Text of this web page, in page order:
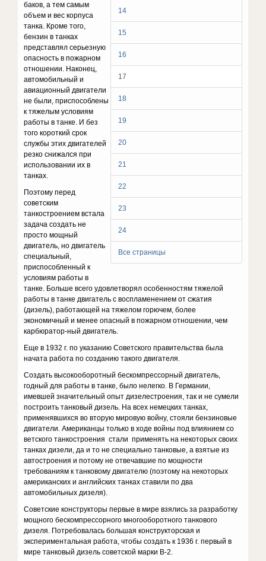
14
15
16
17
18
19
20
21
22
23
24
Все страницы
баков, а тем самым
объем и вес корпуса
танка. Кроме того,
бензин в танках
представлял серьезную
опасность в пожарном
от­ношении. Наконец,
автомобильный и
авиационный двигатели
не были, приспособлены
к тяжелым условиям
работы в танке. И без
того корот­кий срок
службы этих двигателей
резко снижался при
использовании их в
танках.
Поэтому перед
советским
танкостроением встала
задача создать не
просто мощный
двигатель, но двигатель
специальный,
приспособленный к
условиям работы в
танке. Больше всего удовлетворял особенностям тяжелой
работы в танке двигатель с воспламенением от сжатия
(дизель), работающей на тяжелом горючем, более
экономичный и менее опасный в пожарном отношении, чем
карбюратор-ный двигатель.
Еще в 1932 г. по указанию Советского правительства была
начата работа по созданию такого двигателя.
Создать высокооборотный бескомпрессорный двигатель,
годный для работы в танке, было нелегко. В Германии,
имевшей значительный опыт дизелестроения, так и не сумели
построить танковый дизель. На всех немецких танках,
применявшихся во вторую мировую войну, стояли бен­зиновые
двигатели. Американцы только в ходе войны под влиянием со
ветского танкостроения стали применять на некоторых своих
танках дизели, да и то не специально танковые, а взятые из
автостроения и по­тому не отвечавшие по мощности
требованиям к танковому двигателю (поэтому на некоторых
американских и английских танках ставили по два
автомобильных дизеля).
Советские конструкторы первые в мире взялись за разработку
мощ­ного бескомпрессорного многооборотного танкового
дизеля. Потребова­лась большая конструкторская и
экспериментальная работа, чтобы соз­дать к 1936 г. первый в
мире танковый дизель советской марки В-2.